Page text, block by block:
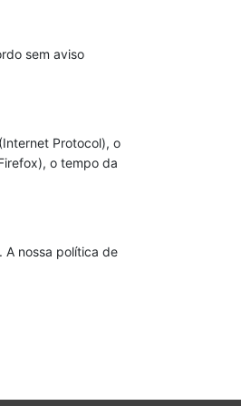
sem aviso
Protocol), o
o tempo da
A nossa política de